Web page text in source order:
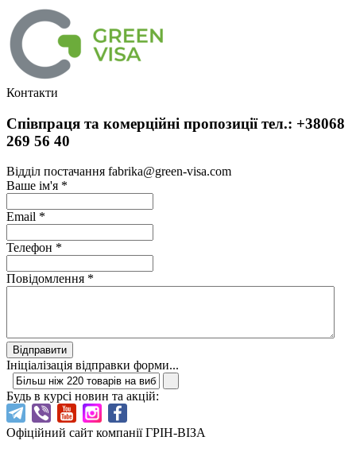
Контакти
Співпраця та комерційні пропозиції тел.: +38068
269 56 40
Відділ постачання fabrika@green-visa.com
Ваше ім'я *
Email *
Телефон *
Повідомлення *
Відправити
Ініціалізація відправки форми...
Будь в курсі новин та акцій:
Офіційний сайт компанії ГРІН-ВІЗА